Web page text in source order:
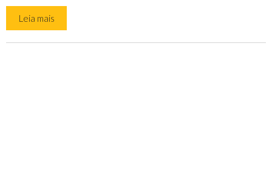
Leia mais